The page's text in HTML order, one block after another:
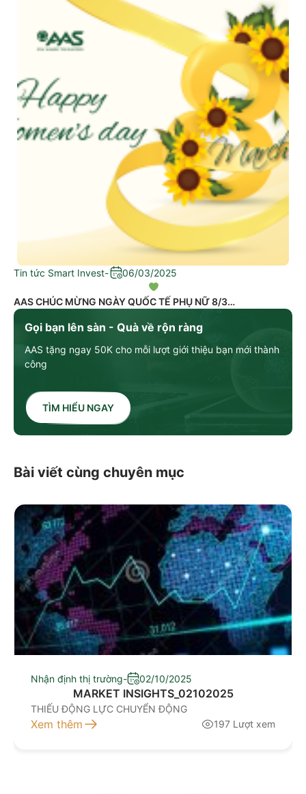
Gọi bạn lên sàn - Quà về rộn ràng
AAS tặng ngay 50K cho mỗi lượt giới thiệu bạn mới thành
công
TÌM HIỂU NGAY
Tin tức Smart Invest- 06/03/2025
AAS CHÚC MỪNG NGÀY QUỐC TẾ PHỤ NỮ 8/3
Bài viết cùng chuyên mục
Nhận định thị trường- 02/10/2025
MARKET INSIGHTS_02102025
THIẾU ĐỘNG LỰC CHUYỂN ĐỘNG
Xem thêm 197 Lượt xem